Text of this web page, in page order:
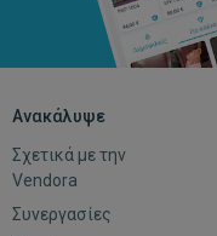
Ανακάλυψε
Σχετικά με την
Vendora
Συνεργασίες